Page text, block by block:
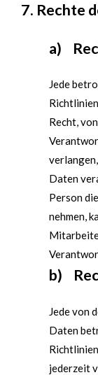
7. Rechte
a)
Jede
Recht,
Daten
Person
nehmen,
b)
Jede von
Daten
jederzeit